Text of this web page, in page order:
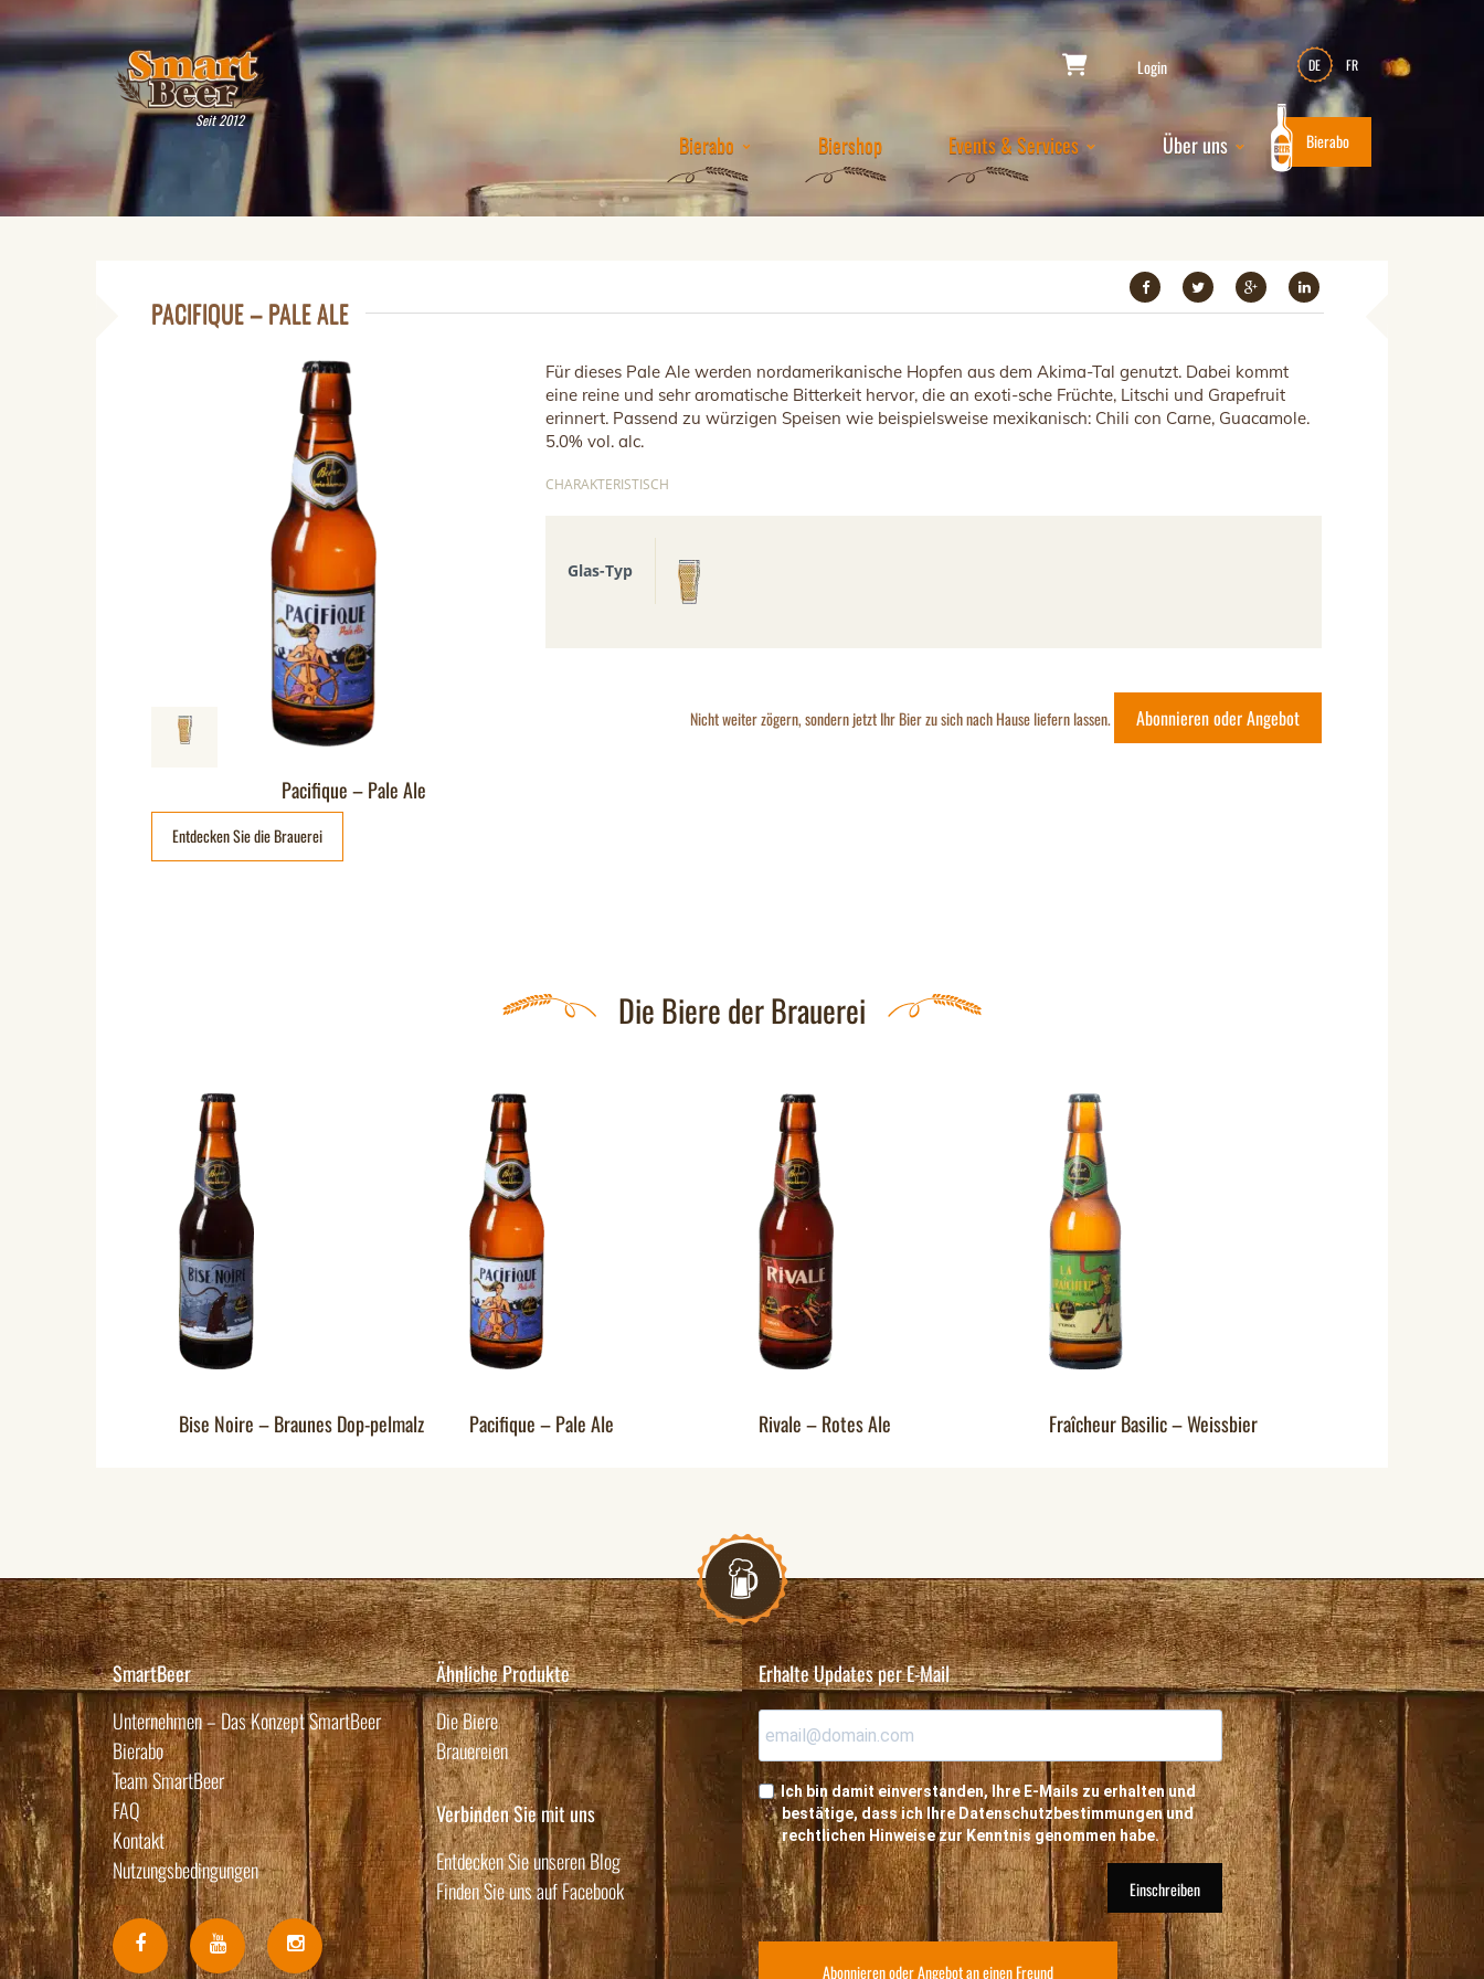
Seit 2012
Login DE FR
Bierabo Biershop Events & Services Über uns Bierabo
PACIFIQUE – PALE ALE
Pacifique – Pale Ale
Entdecken Sie die Brauerei
Für dieses Pale Ale werden nordamerikanische Hopfen aus dem Akima-Tal genutzt. Dabei kommt
eine reine und sehr aromatische Bitterkeit hervor, die an exoti-sche Früchte, Litschi und Grapefruit
erinnert. Passend zu würzigen Speisen wie beispielsweise mexikanisch: Chili con Carne, Guacamole.
5.0% vol. alc.
CHARAKTERISTISCH
Glas-Typ
Nicht weiter zögern, sondern jetzt Ihr Bier zu sich nach Hause liefern lassen. Abonnieren oder Angebot
Die Biere der Brauerei
Bise Noire – Braunes Dop-pelmalz Pacifique – Pale Ale Rivale – Rotes Ale Fraîcheur Basilic – Weissbier
SmartBeer
Unternehmen – Das Konzept SmartBeer
Bierabo
Team SmartBeer
FAQ
Kontakt
Nutzungsbedingungen
Ähnliche Produkte
Die Biere
Brauereien
Verbinden Sie mit uns
Entdecken Sie unseren Blog
Finden Sie uns auf Facebook
Erhalte Updates per E-Mail
Ich bin damit einverstanden, Ihre E-Mails zu erhalten und
bestätige, dass ich Ihre Datenschutzbestimmungen und
rechtlichen Hinweise zur Kenntnis genommen habe.
Einschreiben
Abonnieren oder Angebot an einen Freund